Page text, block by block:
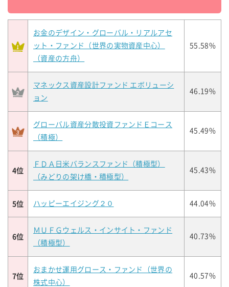
お金のデザイン・グローバル・リアルアセ
ット・ファンド（世界の実物資産中心）
（資産の方舟）
55.58%
マネックス資産設計ファンド エボリューシ
ョン
46.19%
グローバル資産分散投資ファンドＥコース
（積極）
45.49%
4位
ＦＤＡ日米バランスファンド（積極型）
（みどりの架け橋・積極型）
45.43%
5位 ハッピーエイジング２０ 44.04%
6位
ＭＵＦＧウェルス・インサイト・ファンド
（積極型）
40.73%
7位
おまかせ運用グロース・ファンド（世界の
株式中心）
40.57%